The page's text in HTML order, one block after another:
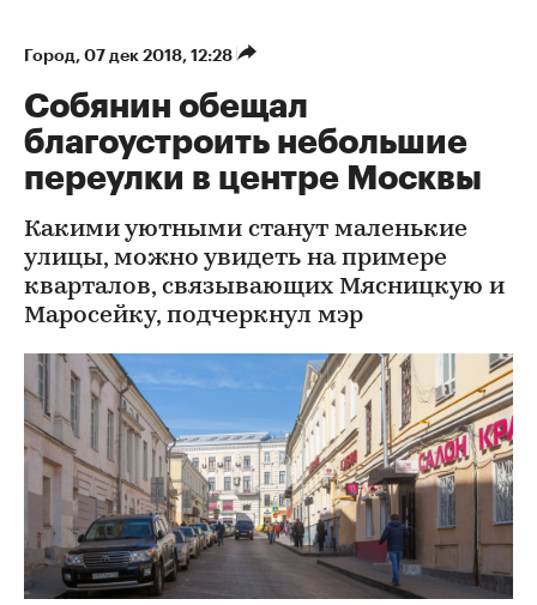
Город⁠, 07 дек 2018, 12:28
Собянин обещал
благоустроить небольшие
переулки в центре Москвы
Какими уютными станут маленькие
улицы, можно увидеть на примере
кварталов, связывающих Мясницкую и
Маросейку, подчеркнул мэр